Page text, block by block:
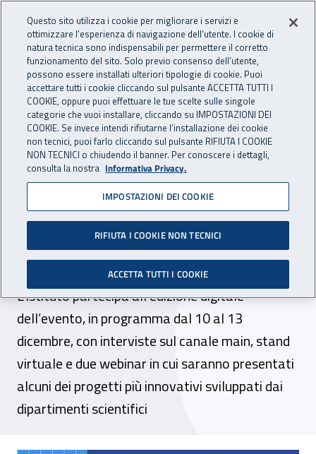
INAIL - Istituto Nazionale
Apri cerca
Navigazione principale
Navigazione - Ti trovi in:
Home Inail comunica News
10 dicembre 2020
Sicurezza sul lavoro e
innovazione, la ricerca Inail
a Maker Faire Rome 2020
L’Istituto partecipa all’edizione digitale
dell’evento, in programma dal 10 al 13
dicembre, con interviste sul canale main, stand
virtuale e due webinar in cui saranno presentati
alcuni dei progetti più innovativi sviluppati dai
dipartimenti scientifici
Questo sito utilizza i cookie per migliorare i servizi e
ottimizzare l’esperienza di navigazione dell’utente. I cookie di
natura tecnica sono indispensabili per permettere il corretto
funzionamento del sito. Solo previo consenso dell’utente,
possono essere installati ulteriori tipologie di cookie. Puoi
accettare tutti i cookie cliccando sul pulsante ACCETTA TUTTI I
COOKIE, oppure puoi effettuare le tue scelte sulle singole
categorie che vuoi installare, cliccando su IMPOSTAZIONI DEI
COOKIE. Se invece intendi rifiutarne l’installazione dei cookie
non tecnici, puoi farlo cliccando sul pulsante RIFIUTA I COOKIE
NON TECNICI o chiudendo il banner. Per conoscere i dettagli,
consulta la nostra Informativa Privacy.
IMPOSTAZIONI DEI COOKIE
RIFIUTA I COOKIE NON TECNICI
ACCETTA TUTTI I COOKIE